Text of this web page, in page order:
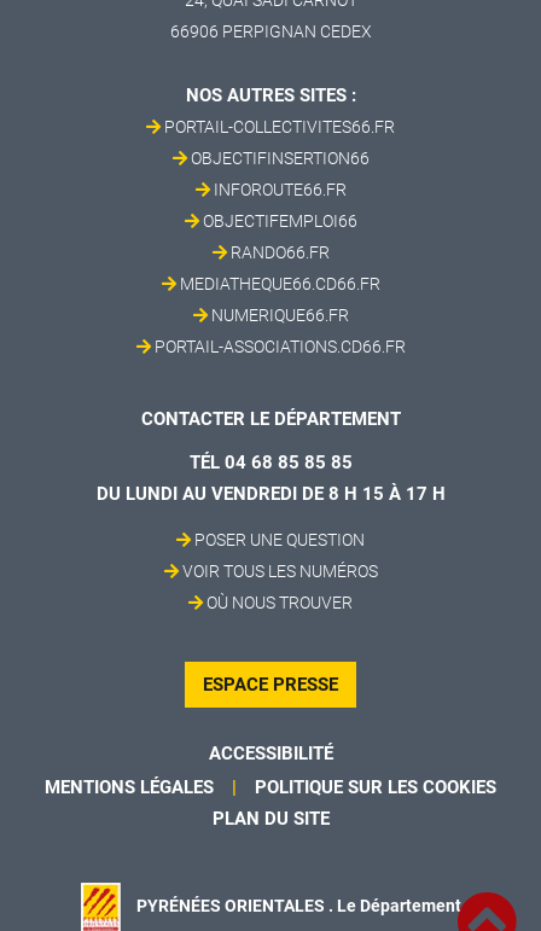
66906 PERPIGNAN CEDEX
NOS AUTRES SITES :
PORTAIL-COLLECTIVITES66.FR
OBJECTIFINSERTION66
INFOROUTE66.FR
OBJECTIFEMPLOI66
RANDO66.FR
MEDIATHEQUE66.CD66.FR
NUMERIQUE66.FR
PORTAIL-ASSOCIATIONS.CD66.FR
CONTACTER LE DÉPARTEMENT
TÉL 04 68 85 85 85
DU LUNDI AU VENDREDI DE 8 H 15 À 17 H
POSER UNE QUESTION
VOIR TOUS LES NUMÉROS
OÙ NOUS TROUVER
ESPACE PRESSE
ACCESSIBILITÉ
MENTIONS LÉGALES
POLITIQUE SUR LES COOKIES
PLAN DU SITE
PYRÉNÉES ORIENTALES . Le Département